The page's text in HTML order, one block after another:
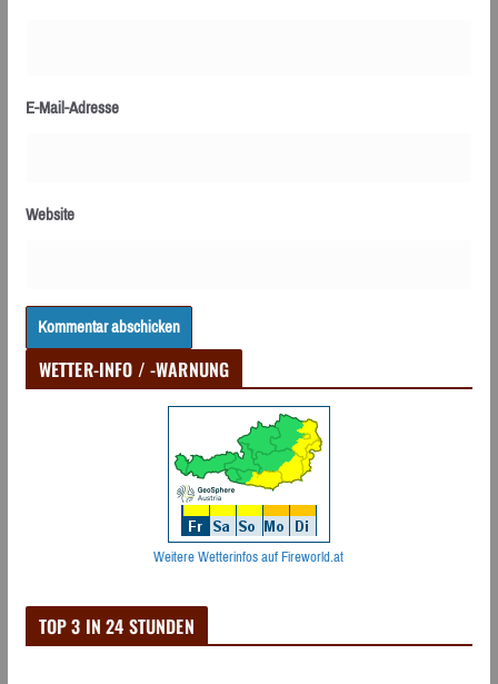
E-Mail-Adresse
Website
WETTER-INFO / -WARNUNG
Weitere Wetterinfos auf Fireworld.at
TOP 3 IN 24 STUNDEN